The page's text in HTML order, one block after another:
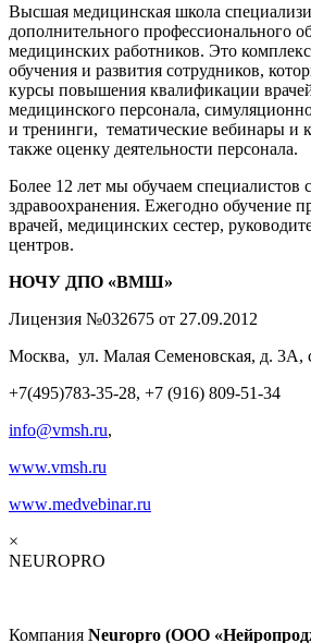
Высшая медицинская школа
дополнительного профессионального
медицинских работников. Это
обучения и развития сотрудников,
курсы повышения квалификации
медицинского персонала,
и тренинги, тематические вебинары
также оценку деятельности персонала.
Более 12 лет мы обучаем специалистов
здравоохранения. Ежегодно обучение
врачей, медицинских сестер,
центров.
НОЧУ ДПО «ВМШ»
Лицензия №032675 от 27.09.2012
Москва, ул. Малая Семеновская, д. 3А,
+7(495)783-35-28, +7 (916) 809-51-34
info@vmsh.ru,
www.vmsh.ru
www.medvebinar.ru
×
NEUROPRO
Компания Neuropro (ООО